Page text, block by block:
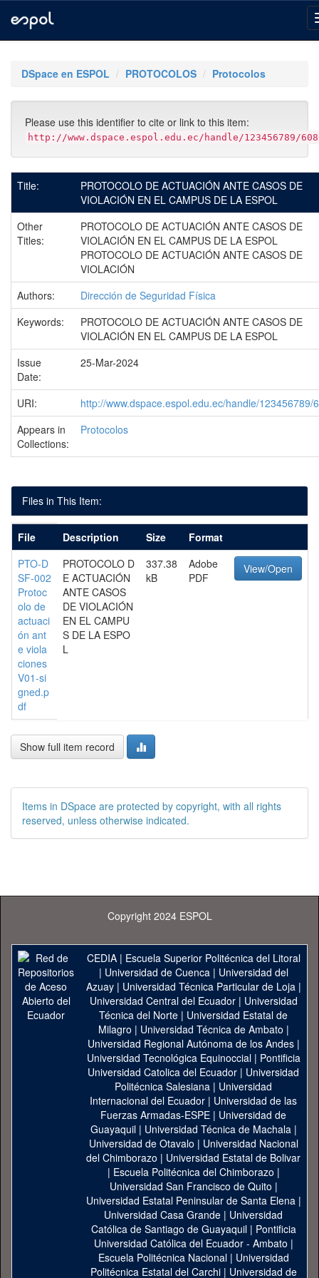
navigationDSpace en ESPOL PROTOCOLOS Protocolos
Please use this identifier to cite or link to this item:
http://www.dspace.espol.edu.ec/handle/123456789/
Title:
PROTOCOLO DE ACTUACIÓN ANTE CASOS DE
VIOLACIÓN EN EL CAMPUS DE LA ESPOL
Other
Titles:
PROTOCOLO DE ACTUACIÓN ANTE CASOS DE
VIOLACIÓN EN EL CAMPUS DE LA ESPOL
PROTOCOLO DE ACTUACIÓN ANTE CASOS DE
VIOLACIÓN
Authors:
Dirección de Seguridad Física
Keywords:
PROTOCOLO DE ACTUACIÓN ANTE CASOS DE
VIOLACIÓN EN EL CAMPUS DE LA ESPOL
Issue
Date:
25-Mar-2024
URI:
http://www.dspace.espol.edu.ec/handle/123456789/
Appears in
Collections:
Protocolos
Files in This Item:
File Description Size
Format
PTO-D
SF-002
Protoc
olo de
actuaci
ón ant
e viola
ciones
V01-si
gned.p
df
PROTOCOLO D
E ACTUACIÓN
ANTE CASOS
DE VIOLACIÓN
EN EL CAMPU
S DE LA ESPO
L
337.38
kB
Adobe
PDF
View/Open
Show full item record
Items in DSpace are protected by copyright, with all rights
reserved, unless otherwise indicated.
Copyright 2024 ESPOL
CEDIA| Escuela Superior Politécnica del Litoral
| Universidad de Cuenca| Universidad del
Azuay| Universidad Técnica Particular de Loja|
Universidad Central del Ecuador| Universidad
Técnica del Norte | Universidad Estatal de
Milagro | Universidad Técnica de Ambato |
Universidad Regional Autónoma de los Andes|
Universidad Tecnológica Equinoccial| Pontificia
Universidad Catolica del Ecuador | Universidad
Politécnica Salesiana | Universidad
Internacional del Ecuador | Universidad de las
Fuerzas Armadas-ESPE | Universidad de
Guayaquil| Universidad Técnica de Machala|
Universidad de Otavalo | Universidad Nacional
del Chimborazo | Universidad Estatal de Bolivar
| Escuela Politécnica del Chimborazo |
Universidad San Francisco de Quito |
Universidad Estatal Peninsular de Santa Elena|
Universidad Casa Grande | Universidad
Católica de Santiago de Guayaquil| Pontificia
Universidad Católica del Ecuador - Ambato |
Escuela Politécnica Nacional| Universidad
Politécnica Estatal del Carchi| Universidad de